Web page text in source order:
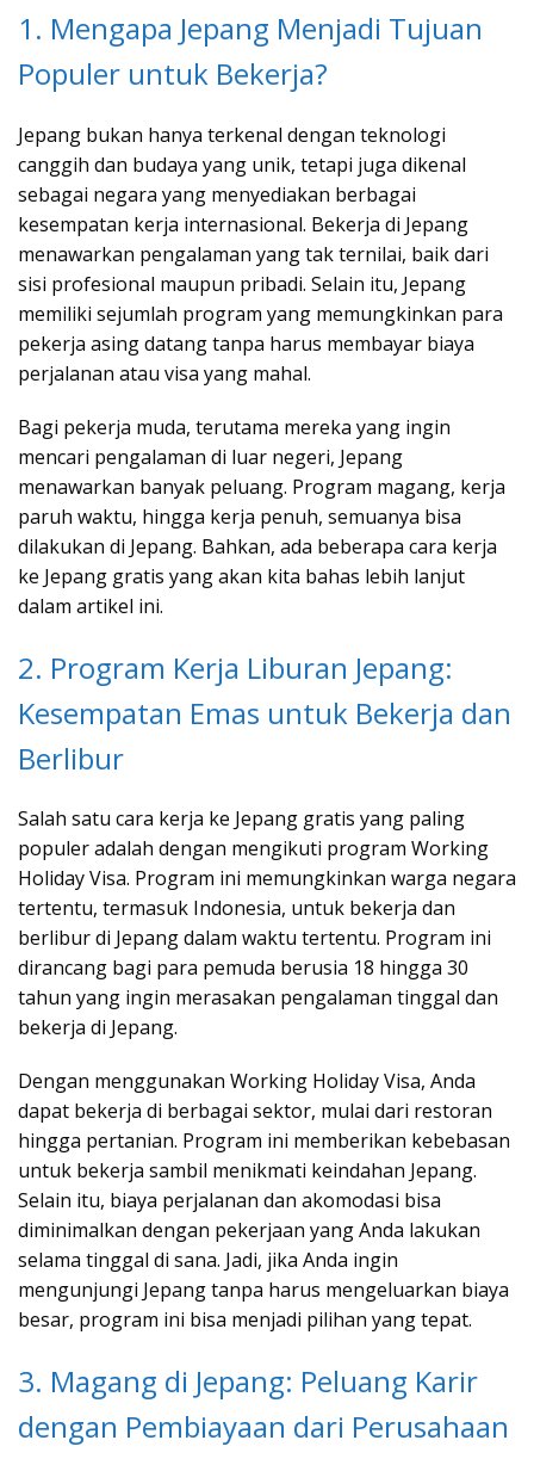
1. Mengapa Jepang Menjadi Tujuan
Populer untuk Bekerja?
Jepang bukan hanya terkenal dengan teknologi
canggih dan budaya yang unik, tetapi juga dikenal
sebagai negara yang menyediakan berbagai
kesempatan kerja internasional. Bekerja di Jepang
menawarkan pengalaman yang tak ternilai, baik dari
sisi profesional maupun pribadi. Selain itu, Jepang
memiliki sejumlah program yang memungkinkan para
pekerja asing datang tanpa harus membayar biaya
perjalanan atau visa yang mahal.
Bagi pekerja muda, terutama mereka yang ingin
mencari pengalaman di luar negeri, Jepang
menawarkan banyak peluang. Program magang, kerja
paruh waktu, hingga kerja penuh, semuanya bisa
dilakukan di Jepang. Bahkan, ada beberapa cara kerja
ke Jepang gratis yang akan kita bahas lebih lanjut
dalam artikel ini.
2. Program Kerja Liburan Jepang:
Kesempatan Emas untuk Bekerja dan
Berlibur
Salah satu cara kerja ke Jepang gratis yang paling
populer adalah dengan mengikuti program Working
Holiday Visa. Program ini memungkinkan warga negara
tertentu, termasuk Indonesia, untuk bekerja dan
berlibur di Jepang dalam waktu tertentu. Program ini
dirancang bagi para pemuda berusia 18 hingga 30
tahun yang ingin merasakan pengalaman tinggal dan
bekerja di Jepang.
Dengan menggunakan Working Holiday Visa, Anda
dapat bekerja di berbagai sektor, mulai dari restoran
hingga pertanian. Program ini memberikan kebebasan
untuk bekerja sambil menikmati keindahan Jepang.
Selain itu, biaya perjalanan dan akomodasi bisa
diminimalkan dengan pekerjaan yang Anda lakukan
selama tinggal di sana. Jadi, jika Anda ingin
mengunjungi Jepang tanpa harus mengeluarkan biaya
besar, program ini bisa menjadi pilihan yang tepat.
3. Magang di Jepang: Peluang Karir
dengan Pembiayaan dari Perusahaan